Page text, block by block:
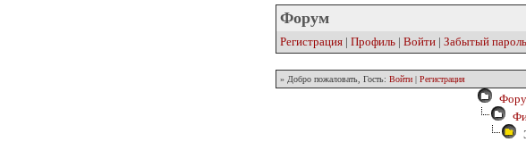
Форум
Регистрация | Профиль | Войти | Забытый пароль
» Добро пожаловать, Гость: Войти | Регистрация